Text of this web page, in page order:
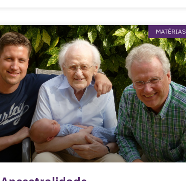
MATÉRIAS